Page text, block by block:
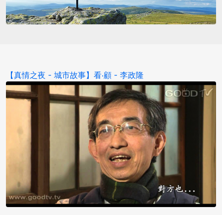
【真情之夜 - 城市故事】看‧顧 - 李政隆